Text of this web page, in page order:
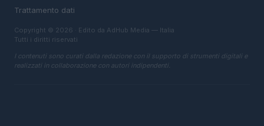
Trattamento dati
Copyright © 2026 · Edito da AdHub Media — Italia
Tutti i diritti riservati
I contenuti sono curati dalla redazione con il supporto di strumenti digitali e
realizzati in collaborazione con autori indipendenti.